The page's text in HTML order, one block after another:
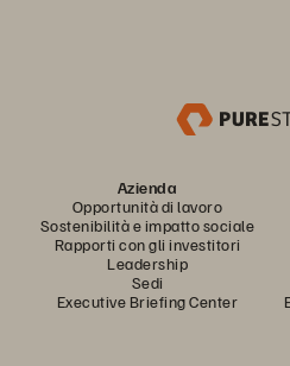
Azienda
Opportunità di lavoro
Sostenibilità e impatto sociale
Rapporti con gli investitori
Leadership
Sedi
Executive Briefing Center